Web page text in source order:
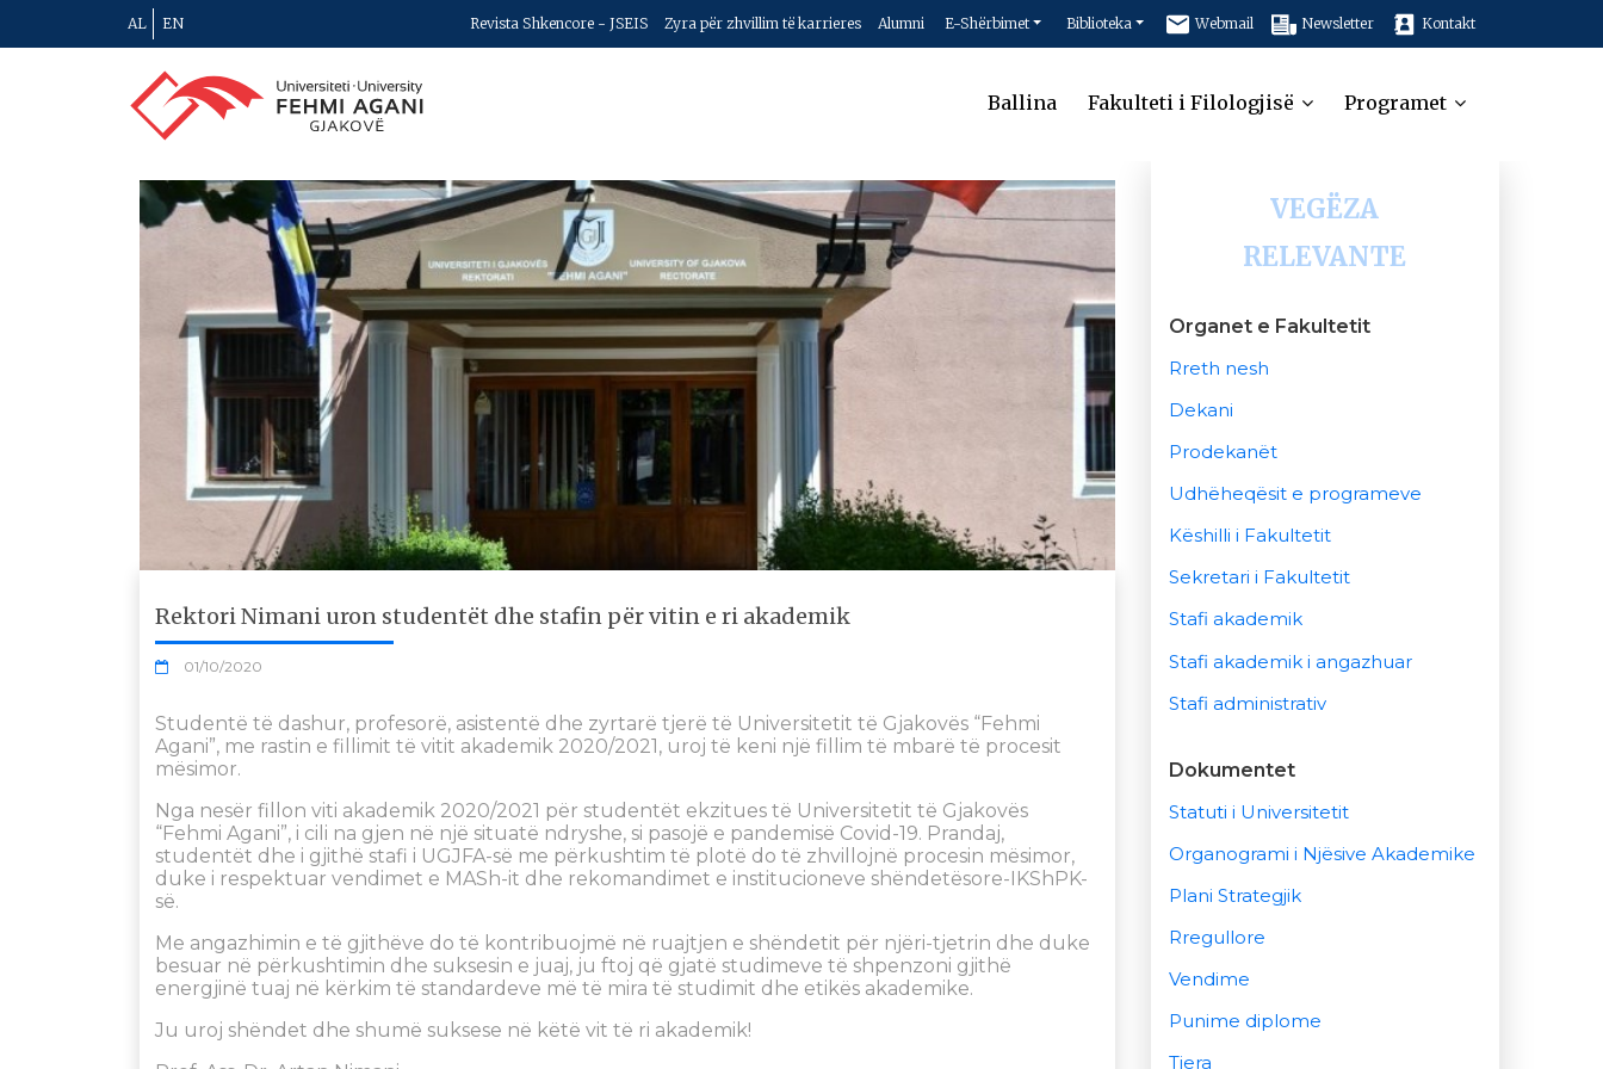
AL EN Revista Shkencore - JSEIS Zyra për zhvillim të karrieres Alumni E-Shërbimet Biblioteka Webmail Newsletter Kontakt
Ballina Fakulteti i Filologjisë Programet
Rektori Nimani uron studentët dhe stafin për vitin e ri akademik
01/10/2020
Studentë të dashur, profesorë, asistentë dhe zyrtarë tjerë të Universitetit të Gjakovës “Fehmi
Agani”, me rastin e fillimit të vitit akademik 2020/2021, uroj të keni një fillim të mbarë të procesit
mësimor.
Nga nesër fillon viti akademik 2020/2021 për studentët ekzitues të Universitetit të Gjakovës
“Fehmi Agani”, i cili na gjen në një situatë ndryshe, si pasojë e pandemisë Covid-19. Prandaj,
studentët dhe i gjithë stafi i UGJFA-së me përkushtim të plotë do të zhvillojnë procesin mësimor,
duke i respektuar vendimet e MASh-it dhe rekomandimet e institucioneve shëndetësore-IKShPK-
së.
Me angazhimin e të gjithëve do të kontribuojmë në ruajtjen e shëndetit për njëri-tjetrin dhe duke
besuar në përkushtimin dhe suksesin e juaj, ju ftoj që gjatë studimeve të shpenzoni gjithë
energjinë tuaj në kërkim të standardeve më të mira të studimit dhe etikës akademike.
Ju uroj shëndet dhe shumë suksese në këtë vit të ri akademik!
VEGËZA
RELEVANTE
Organet e Fakultetit
Rreth nesh
Dekani
Prodekanët
Udhëheqësit e programeve
Këshilli i Fakultetit
Sekretari i Fakultetit
Stafi akademik
Stafi akademik i angazhuar
Stafi administrativ
Dokumentet
Statuti i Universitetit
Organogrami i Njësive Akademike
Plani Strategjik
Rregullore
Vendime
Punime diplome
Tjera